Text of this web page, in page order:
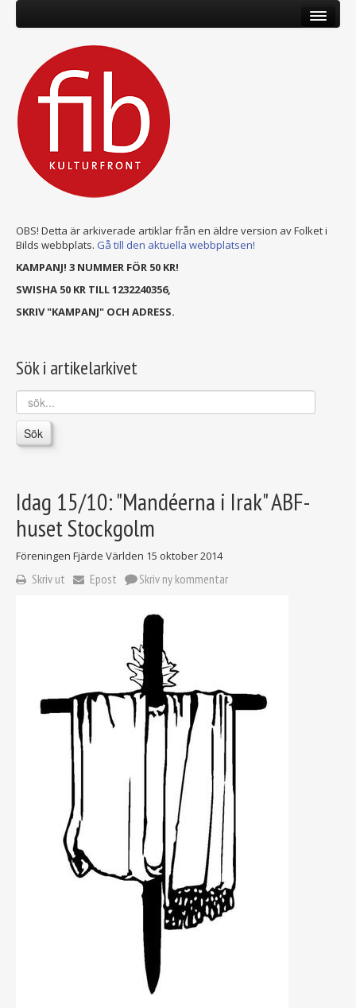
OBS! Detta är arkiverade artiklar från en äldre version av Folket i
Bilds webbplats. Gå till den aktuella webbplatsen!
KAMPANJ! 3 NUMMER FÖR 50 KR!
SWISHA 50 KR TILL 1232240356,
SKRIV "KAMPANJ" OCH ADRESS.
Sök i artikelarkivet
sök...
Sök
Idag 15/10: "Mandéerna i Irak" ABF-
huset Stockgolm
Föreningen Fjärde Världen 15 oktober 2014
Skriv ut Epost Skriv ny kommentar